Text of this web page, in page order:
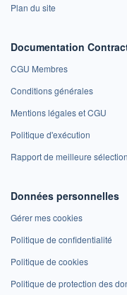
Plan du site
Documentation
CGU Membres
Conditions générales
Mentions légales et CGU
Politique d'exécution
Rapport de meilleure
Données personnelles
Gérer mes cookies
Politique de confidentialité
Politique de cookies
Politique de protection des